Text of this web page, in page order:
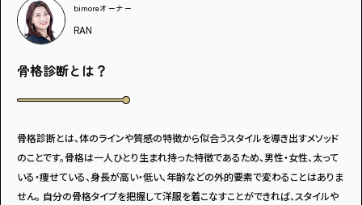
bimoreオーナー
RAN
骨格診断とは？
骨格診断とは、体のラインや質感の特徴から似合うスタイルを導き出すメソッド
のことです。骨格は一人ひとり生まれ持った特徴であるため、男性・女性、太って
いる・痩せている、身長が高い・低い、年齢などの外的要素で変わることはありま
せん。 自分の骨格タイプを把握して洋服を着こなすことができれば、スタイルや